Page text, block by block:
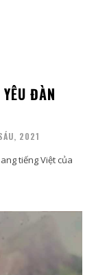
ĐÀN
2021
tiếng Việt của